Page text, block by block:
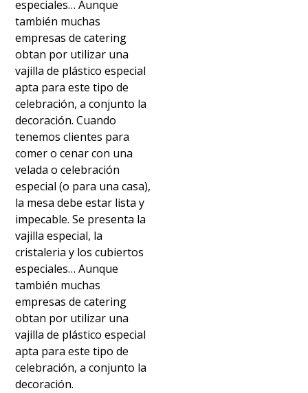
especiales… Aunque
también muchas
empresas de catering
obtan por utilizar una
vajilla de plástico especial
apta para este tipo de
celebración, a conjunto la
decoración. Cuando
tenemos clientes para
comer o cenar con una
velada o celebración
especial (o para una casa),
la mesa debe estar lista y
impecable. Se presenta la
vajilla especial, la
cristaleria y los cubiertos
especiales… Aunque
también muchas
empresas de catering
obtan por utilizar una
vajilla de plástico especial
apta para este tipo de
celebración, a conjunto la
decoración.